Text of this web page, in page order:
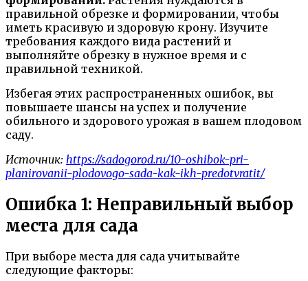
правильной обрезке и формировании, чтобы
иметь красивую и здоровую крону. Изучите
требования каждого вида растений и
выполняйте обрезку в нужное время и с
правильной техникой.
Избегая этих распространенных ошибок, вы
повышаете шансы на успех и получение
обильного и здорового урожая в вашем плодовом
саду.
Источник: https://sadogorod.ru/10-oshibok-pri-
planirovanii-plodovogo-sada-kak-ikh-predotvratit/
Ошибка 1: Неправильный выбор
места для сада
При выборе места для сада учитывайте
следующие факторы: